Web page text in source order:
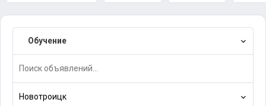
Обучение
Новотроицк